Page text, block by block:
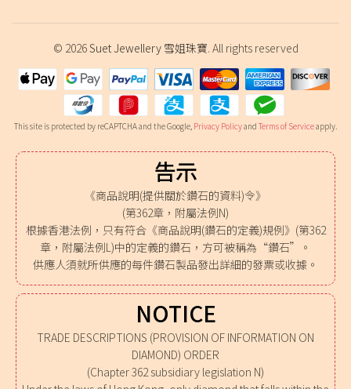
© 2026Suet Jewellery 雪姐珠寶. All rights reserved
This site is protected by reCAPTCHA and the Google, Privacy Policyand Terms of Serviceapply.
告示
《商品說明(提供關於鑽石的資料)令》
(第362章，附屬法例N)
根據香港法例，只有符合《商品說明(鑽石的定義)規例》(第362
章，附屬法例L)中的定義的鑽石，方可被稱為“鑽石”。
供應人須就所供應的每件鑽石製品發出詳細的發票或收據。
NOTICE
TRADE DESCRIPTIONS (PROVISION OF INFORMATION ON
DIAMOND) ORDER
(Chapter 362 subsidiary legislation N)